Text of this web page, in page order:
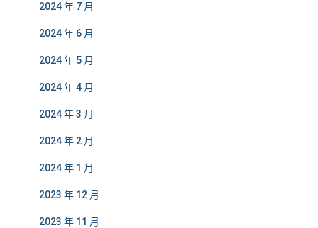
2024 年 7 月
2024 年 6 月
2024 年 5 月
2024 年 4 月
2024 年 3 月
2024 年 2 月
2024 年 1 月
2023 年 12 月
2023 年 11 月